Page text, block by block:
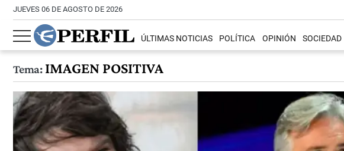
JUEVES 06 DE AGOSTO DE 2026
ÚLTIMAS NOTICIAS POLÍTICA OPINIÓN SOCIEDAD
Tema:IMAGEN POSITIVA